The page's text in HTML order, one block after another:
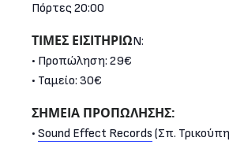
Πόρτες 20:00
ΤΙΜΕΣ ΕΙΣΙΤΗΡΙΩΝ:
• Προπώληση: 29€
• Ταμείο: 30€
ΣΗΜΕΙΑ ΠΡΟΠΩΛΗΣΗΣ:
• Sound Effect Records (Σπ.